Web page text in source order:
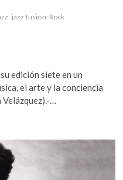
jazz fusión Rock
edición siete en un
el arte y la conciencia
…